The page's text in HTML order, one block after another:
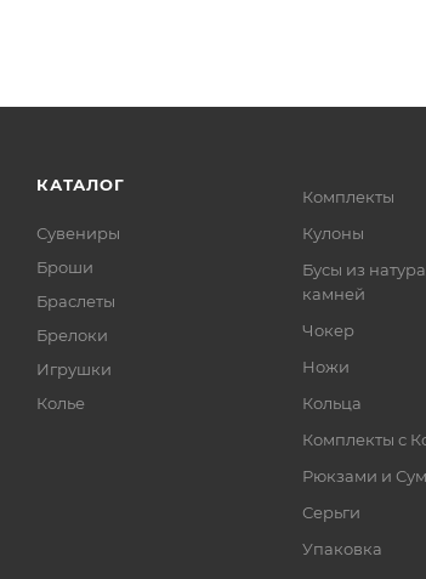
КАТАЛОГ
Сувениры
Броши
Браслеты
Брелоки
Игрушки
Колье
Комплекты
Кулоны
Бусы из
камней
Чокер
Ножи
Кольца
Комплекты с
Рюкзами и
Серьги
Упаковка